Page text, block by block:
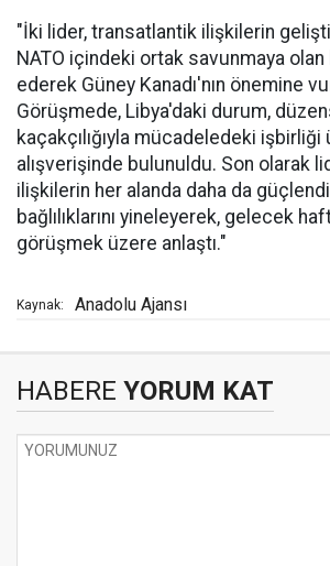
"İki lider, transatlantik ilişkilerin
NATO içindeki ortak savunmaya olan
ederek Güney Kanadı'nın önemine
Görüşmede, Libya'daki durum,
kaçakçılığıyla mücadeledeki
alışverişinde bulunuldu. Son olarak
ilişkilerin her alanda daha da
bağlılıklarını yineleyerek, gelecek
görüşmek üzere anlaştı."
Kaynak: Anadolu Ajansı
HABERE YORUM KAT